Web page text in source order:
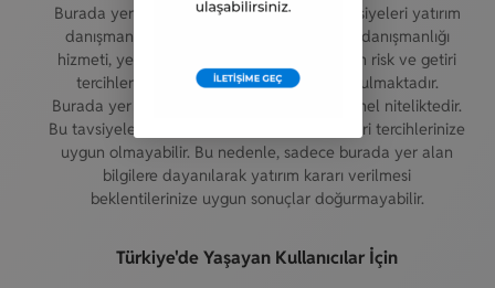
Burada yer alan yatırım bilgi, yorum ve tavsiyeleri yatırım
danışmanlığı kapsamında değildir. Yatırım danışmanlığı
hizmeti, yetkili kuruluşlar tarafından kişilerin risk ve getiri
tercihleri dikkate alınarak kişiye özel sunulmaktadır.
Burada yer alan yorum ve tavsiyeler ise genel niteliktedir.
Bu tavsiyeler mali durumunuz ile risk ve getiri tercihlerinize
uygun olmayabilir. Bu nedenle, sadece burada yer alan
bilgilere dayanılarak yatırım kararı verilmesi
beklentilerinize uygun sonuçlar doğurmayabilir.
Türkiye'de Yaşayan Kullanıcılar İçin